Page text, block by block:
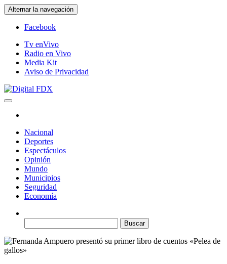
Saltar
al
contenido
Alternar la navegación
Facebook
Tv enVivo
Radio en Vivo
Media Kit
Aviso de Privacidad
Nacional
Deportes
Espectáculos
Opinión
Mundo
Municipios
Seguridad
Economía